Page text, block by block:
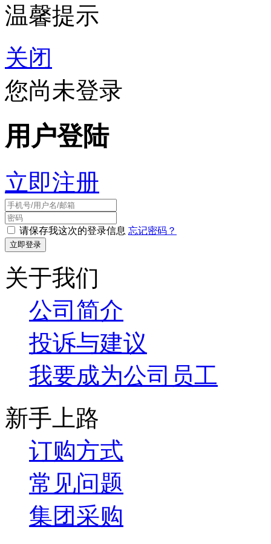
温馨提示
关闭
您尚未登录
用户登陆
立即注册
请保存我这次的登录信息 忘记密码？
关于我们
公司简介
投诉与建议
我要成为公司员工
新手上路
订购方式
常见问题
集团采购